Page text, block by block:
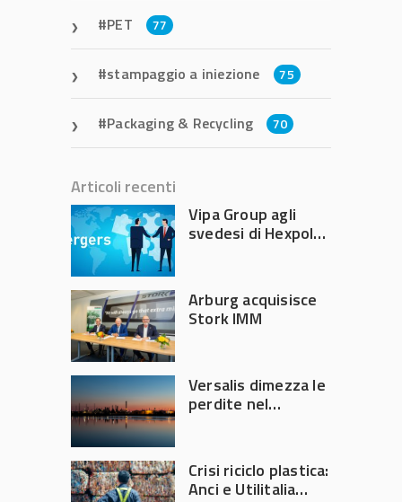
PET 77
stampaggio a iniezione 75
Packaging & Recycling 70
Articoli recenti
Vipa Group agli
svedesi di Hexpol
Arburg acquisisce
Stork IMM
Versalis dimezza le
perdite nel
Crisi riciclo plastica:
Anci e Utilitalia